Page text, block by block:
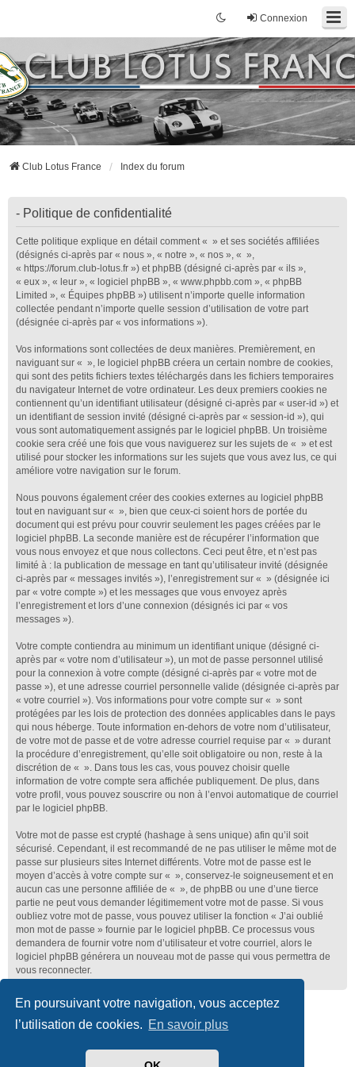
En poursuivant votre navigation, vous acceptez
l’utilisation de cookies. En savoir plus
Connexion
Club Lotus France Index du forum
- Politique de confidentialité
Cette politique explique en détail comment « » et ses sociétés affiliées
(désignés ci-après par « nous », « notre », « nos », « »,
« https://forum.club-lotus.fr ») et phpBB (désigné ci-après par « ils »,
« eux », « leur », « logiciel phpBB », « www.phpbb.com », « phpBB
Limited », « Équipes phpBB ») utilisent n’importe quelle information
collectée pendant n’importe quelle session d’utilisation de votre part
(désignée ci-après par « vos informations »).
Vos informations sont collectées de deux manières. Premièrement, en
naviguant sur « », le logiciel phpBB créera un certain nombre de cookies,
qui sont des petits fichiers textes téléchargés dans les fichiers temporaires
du navigateur Internet de votre ordinateur. Les deux premiers cookies ne
contiennent qu’un identifiant utilisateur (désigné ci-après par « user-id ») et
un identifiant de session invité (désigné ci-après par « session-id »), qui
vous sont automatiquement assignés par le logiciel phpBB. Un troisième
cookie sera créé une fois que vous naviguerez sur les sujets de « » et est
utilisé pour stocker les informations sur les sujets que vous avez lus, ce qui
améliore votre navigation sur le forum.
Nous pouvons également créer des cookies externes au logiciel phpBB
tout en naviguant sur « », bien que ceux-ci soient hors de portée du
document qui est prévu pour couvrir seulement les pages créées par le
logiciel phpBB. La seconde manière est de récupérer l’information que
vous nous envoyez et que nous collectons. Ceci peut être, et n’est pas
limité à : la publication de message en tant qu’utilisateur invité (désignée
ci-après par « messages invités »), l’enregistrement sur « » (désignée ici
par « votre compte ») et les messages que vous envoyez après
l’enregistrement et lors d’une connexion (désignés ici par « vos
messages »).
Votre compte contiendra au minimum un identifiant unique (désigné ci-
après par « votre nom d’utilisateur »), un mot de passe personnel utilisé
pour la connexion à votre compte (désigné ci-après par « votre mot de
passe »), et une adresse courriel personnelle valide (désignée ci-après par
« votre courriel »). Vos informations pour votre compte sur « » sont
protégées par les lois de protection des données applicables dans le pays
qui nous héberge. Toute information en-dehors de votre nom d’utilisateur,
de votre mot de passe et de votre adresse courriel requise par « » durant
la procédure d’enregistrement, qu’elle soit obligatoire ou non, reste à la
discrétion de « ». Dans tous les cas, vous pouvez choisir quelle
information de votre compte sera affichée publiquement. De plus, dans
votre profil, vous pouvez souscrire ou non à l’envoi automatique de courriel
par le logiciel phpBB.
Votre mot de passe est crypté (hashage à sens unique) afin qu’il soit
sécurisé. Cependant, il est recommandé de ne pas utiliser le même mot de
passe sur plusieurs sites Internet différents. Votre mot de passe est le
moyen d’accès à votre compte sur « », conservez-le soigneusement et en
aucun cas une personne affiliée de « », de phpBB ou une d’une tierce
partie ne peut vous demander légitimement votre mot de passe. Si vous
oubliez votre mot de passe, vous pouvez utiliser la fonction « J’ai oublié
mon mot de passe » fournie par le logiciel phpBB. Ce processus vous
demandera de fournir votre nom d’utilisateur et votre courriel, alors le
logiciel phpBB générera un nouveau mot de passe qui vous permettra de
vous reconnecter.